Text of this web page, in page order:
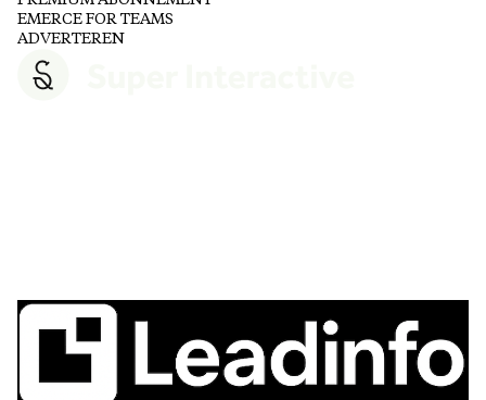
EMERCE FOR TEAMS
ADVERTEREN